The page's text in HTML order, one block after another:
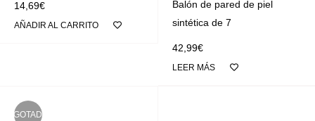
14,69€
AÑADIR AL CARRITO
Balón de pared de piel
sintética de 7
42,99€
LEER MÁS
AGOTADO